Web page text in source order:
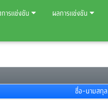
การแข่งขัน ผลการแข่งขัน
ชื่อ-นามสกุล